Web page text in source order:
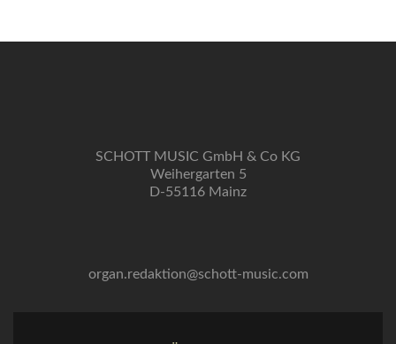
SCHOTT MUSIC GmbH & Co KG
Weihergarten 5
D-55116 Mainz
organ.redaktion@schott-music.com